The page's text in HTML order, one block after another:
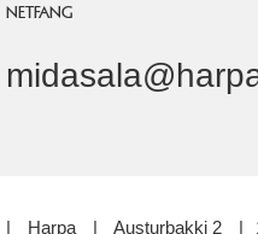
NETFANG
| Harpa | Austurbakki 2 |